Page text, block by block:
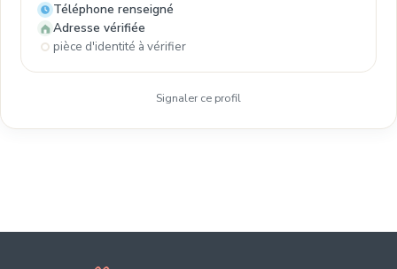
Téléphone renseigné
Adresse vérifiée
pièce d'identité à vérifier
Signaler ce profil